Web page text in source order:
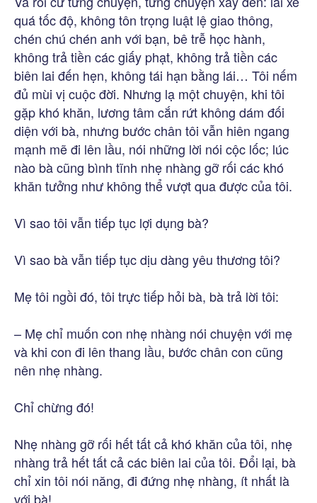
quá tốc độ, không tôn trọng luật lệ giao thông,
chén chú chén anh với bạn, bê trễ học hành,
không trả tiền các giấy phạt, không trả tiền các
biên lai đến hẹn, không tái hạn bằng lái… Tôi nếm
đủ mùi vị cuộc đời. Nhưng lạ một chuyện, khi tôi
gặp khó khăn, lương tâm cắn rứt không dám đối
diện với bà, nhưng bước chân tôi vẫn hiên ngang
mạnh mẽ đi lên lầu, nói những lời nói cộc lốc; lúc
nào bà cũng bình tĩnh nhẹ nhàng gỡ rối các khó
khăn tưởng như không thể vượt qua được của tôi.
Vì sao tôi vẫn tiếp tục lợi dụng bà?
Vì sao bà vẫn tiếp tục dịu dàng yêu thương tôi?
Mẹ tôi ngồi đó, tôi trực tiếp hỏi bà, bà trả lời tôi:
– Mẹ chỉ muốn con nhẹ nhàng nói chuyện với mẹ
và khi con đi lên thang lầu, bước chân con cũng
nên nhẹ nhàng.
Chỉ chừng đó!
Nhẹ nhàng gỡ rối hết tất cả khó khăn của tôi, nhẹ
nhàng trả hết tất cả các biên lai của tôi. Đổi lại, bà
chỉ xin tôi nói năng, đi đứng nhẹ nhàng, ít nhất là
với bà!